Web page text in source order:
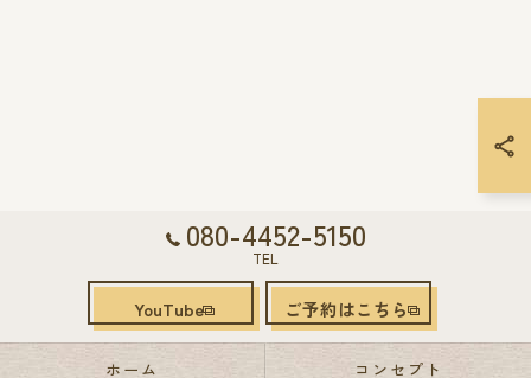
080-4452-5150
TEL
YouTube ご予約はこちら
ホーム コンセプト